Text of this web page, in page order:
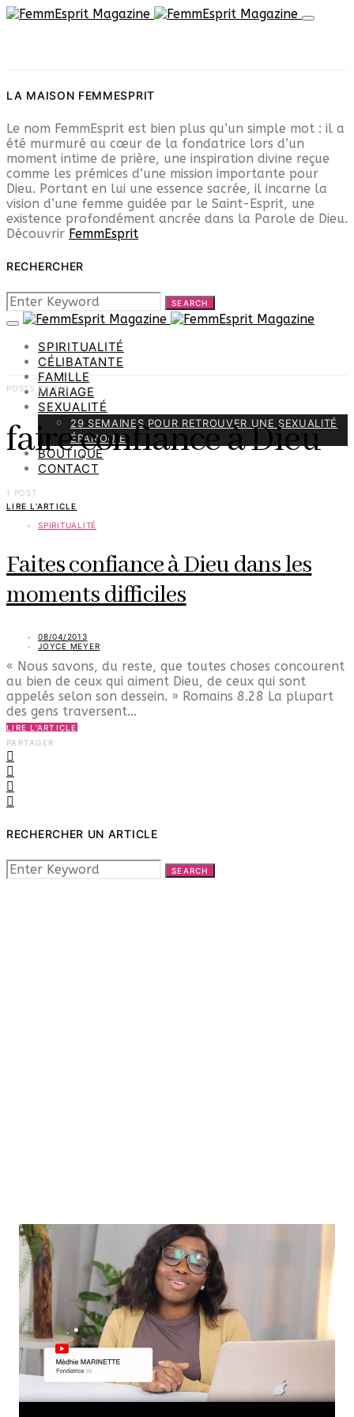
LA MAISON FEMMESPRIT
Le nom FemmEsprit est bien plus qu’un simple mot : il a
été murmuré au cœur de la fondatrice lors d’un
moment intime de prière, une inspiration divine reçue
comme les prémices d’une mission importante pour
Dieu. Portant en lui une essence sacrée, il incarne la
vision d’une femme guidée par le Saint-Esprit, une
existence profondément ancrée dans la Parole de Dieu.
Découvrir FemmEsprit
RECHERCHER
SEARCH
FOR:
SEARCH
SPIRITUALITÉ
CÉLIBATANTE
FAMILLE
MARIAGE
SEXUALITÉ
29 SEMAINES POUR RETROUVER UNE SEXUALITÉ
ÉPANOUIE
BOUTIQUE
CONTACT
POSTS BY TAG
faire confiance à Dieu
1 POST
LIRE L'ARTICLE
SPIRITUALITÉ
Faites confiance à Dieu dans les
moments difficiles
08/04/2013
JOYCE MEYER
« Nous savons, du reste, que toutes choses concourent
au bien de ceux qui aiment Dieu, de ceux qui sont
appelés selon son dessein. » Romains 8.28 La plupart
des gens traversent…
LIRE L'ARTICLE
PARTAGER
RECHERCHER UN ARTICLE
SEARCH
FOR:
SEARCH